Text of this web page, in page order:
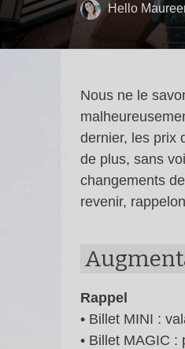
Hello
Nous ne le
dernier, les prix
de plus, sans
changements
revenir,
Rappel
• Billet MINI :
• Billet MAGIC :